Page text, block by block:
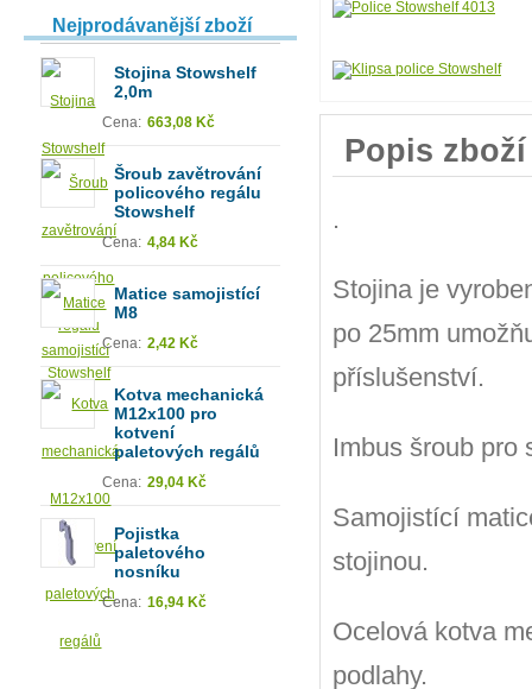
Popis zboží
.
Stojina je
po 25mm
příslušenství.
Imbus šroub pro
Samojistící
stojinou.
Ocelová kotva
podlahy.
Nejprodávanější zboží
Stojina Stowshelf
2,0m
Cena: 663,08 Kč
Šroub zavětrování
policového regálu
Stowshelf
Cena: 4,84 Kč
Matice samojistící
M8
Cena: 2,42 Kč
Kotva mechanická
M12x100 pro
kotvení
paletových regálů
Cena: 29,04 Kč
Pojistka
paletového
nosníku
Cena: 16,94 Kč